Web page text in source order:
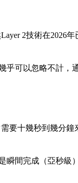
Layer 2技術在2026
乎可以忽略不計，
需要十幾秒到幾分
瞬間完成（亞秒級